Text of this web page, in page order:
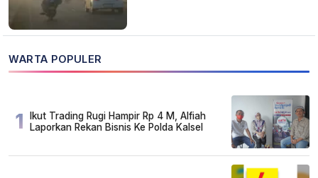
WARTA POPULER
1
Ikut Trading Rugi Hampir Rp 4 M, Alfiah
Laporkan Rekan Bisnis Ke Polda Kalsel